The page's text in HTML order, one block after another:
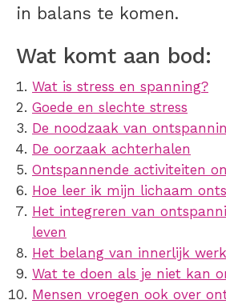
in balans te komen.
Wat komt aan bod:
Wat is stress en spanning?
Goede en slechte stress
De noodzaak van
De oorzaak achterhalen
Ontspannende activiteiten
Hoe leer ik mijn lichaam
Het integreren van
leven
Het belang van innerlijk werk
Wat te doen als je niet kan
Mensen vroegen ook over